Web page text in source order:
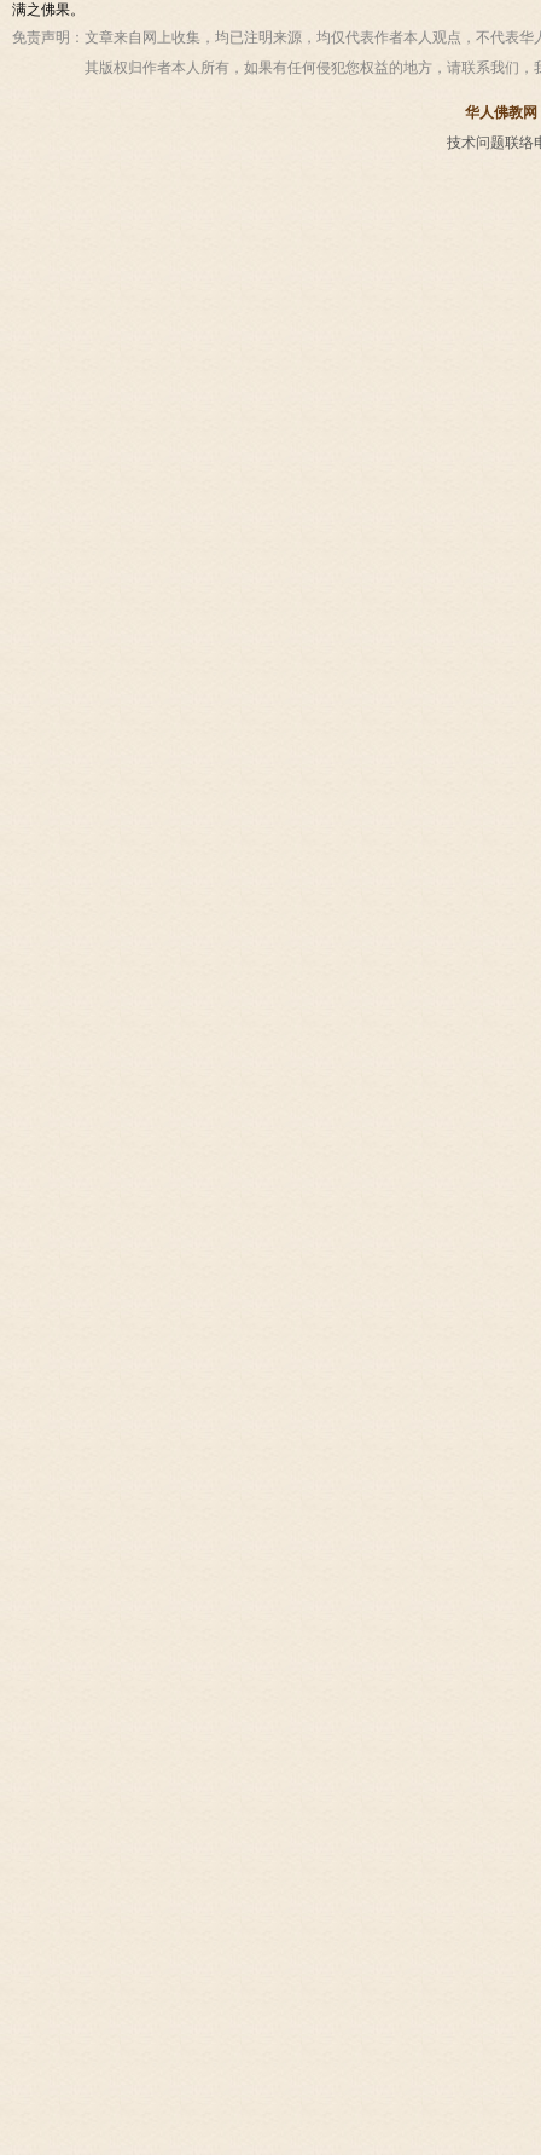
满之佛果。
免责声明： 文章来自网上收集，均已注明来源，均仅代表作者本人观点，不代表
其版权归作者本人所有，如果有任何侵犯您权益的地方，请联系我们，
华人佛教网
技术问题联络